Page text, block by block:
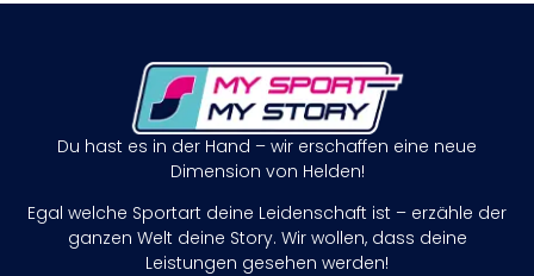
Du hast es in der Hand – wir erschaffen eine neue
Dimension von Helden!
Egal welche Sportart deine Leidenschaft ist – erzähle der
ganzen Welt deine Story. Wir wollen, dass deine
Leistungen gesehen werden!